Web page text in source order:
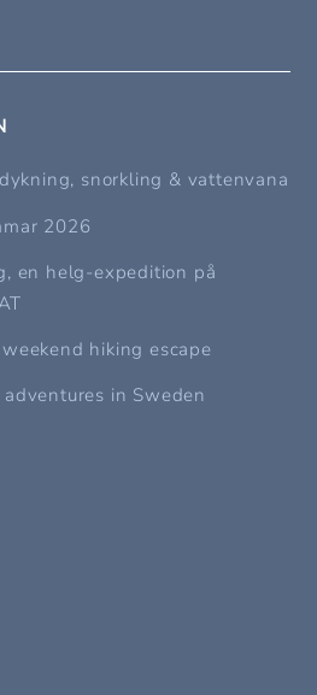
snorkling & vattenvana
2026
en helg-expedition på
hiking escape
in Sweden